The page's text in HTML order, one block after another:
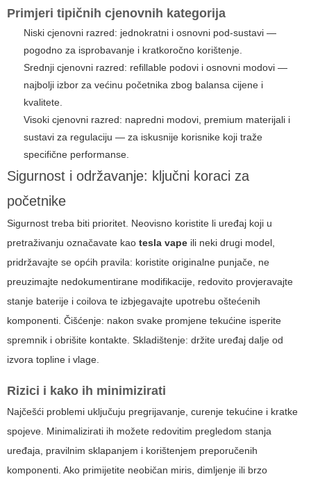
Primjeri tipičnih cjenovnih kategorija
Niski cjenovni razred: jednokratni i osnovni pod-sustavi —
pogodno za isprobavanje i kratkoročno korištenje.
Srednji cjenovni razred: refillable podovi i osnovni modovi —
najbolji izbor za većinu početnika zbog balansa cijene i
kvalitete.
Visoki cjenovni razred: napredni modovi, premium materijali i
sustavi za regulaciju — za iskusnije korisnike koji traže
specifične performanse.
Sigurnost i održavanje: ključni koraci za
početnike
Sigurnost treba biti prioritet. Neovisno koristite li uređaj koji u
pretraživanju označavate kao tesla vape ili neki drugi model,
pridržavajte se općih pravila: koristite originalne punjače, ne
preuzimajte nedokumentirane modifikacije, redovito provjeravajte
stanje baterije i coilova te izbjegavajte upotrebu oštećenih
komponenti. Čišćenje: nakon svake promjene tekućine isperite
spremnik i obrišite kontakte. Skladištenje: držite uređaj dalje od
izvora topline i vlage.
Rizici i kako ih minimizirati
Najčešći problemi uključuju pregrijavanje, curenje tekućine i kratke
spojeve. Minimalizirati ih možete redovitim pregledom stanja
uređaja, pravilnim sklapanjem i korištenjem preporučenih
komponenti. Ako primijetite neobičan miris, dimljenje ili brzo